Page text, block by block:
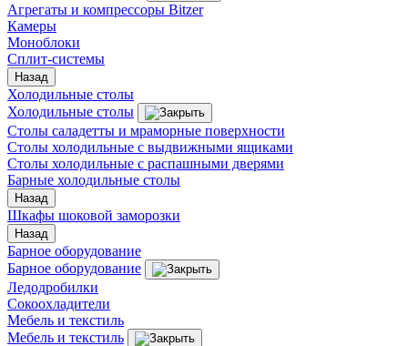
Агрегаты и компрессоры Bitzer
Камеры
Моноблоки
Сплит-системы
Назад
Холодильные столы
Холодильные столы
Столы саладетты и мраморные поверхности
Столы холодильные с выдвижными ящиками
Столы холодильные с распашными дверями
Барные холодильные столы
Назад
Шкафы шоковой заморозки
Назад
Барное оборудование
Барное оборудование
Ледодробилки
Сокоохладители
Мебель и текстиль
Мебель и текстиль